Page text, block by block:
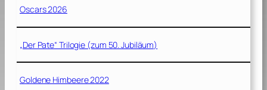
Oscars 2026
„Der Pate“ Trilogie (zum 50. Jubiläum)
Goldene Himbeere 2022